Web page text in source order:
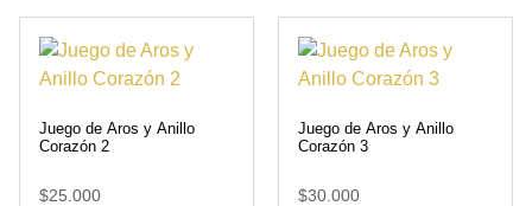
Juego de Aros y Anillo
Corazón 2
$25.000
Juego de Aros y Anillo
Corazón 3
$30.000